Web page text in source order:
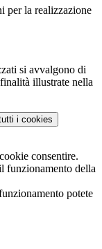
per la realizzazione
si avvalgono di
illustrate nella
i cookies
consentire.
funzionamento della
potete